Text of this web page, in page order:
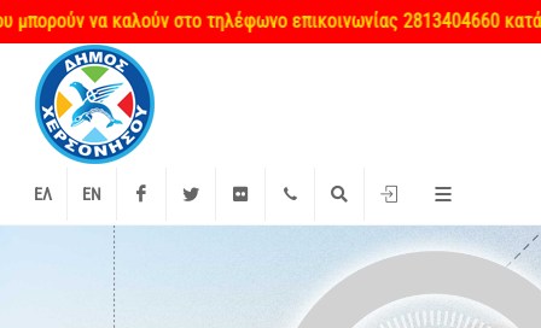
να καλούν στο τηλέφωνο επικοινωνίας 2813404660 κατά
ΕΛ EN FacebookTwitter Flickr +2897 340000Αναζήτηση
Είσοδος